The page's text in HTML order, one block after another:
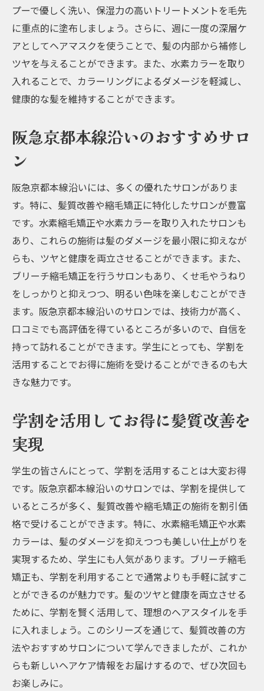
学生におすすめのブリーチ縮毛矯正
施術後の髪の維持方法
学生に優しい学割縮毛矯正阪急京都本線で髪質
改善を実現する方法
学割を活用するための方法とは？
縮毛矯正で髪質を改善するメリット
学生でも安心の施術内容
阪急京都本線沿いの学割対応サロン紹介
学生のためのヘアケアアドバイス
艶やかで健康な髪を目指して阪急京都本線沿い
で水素縮毛矯正と学割を活用
水素縮毛矯正の効果とメリット
学割を利用してお得に美髪を手に入れる
艶やかな髪を保つためのケア方法
阪急京都本線沿いのサロンで水素縮毛矯正
を体験
学生におすすめの施術プラン
健康的な髪を維持するためのアドバイス
プーで優しく洗い、保湿力の高いトリートメントを毛先
に重点的に塗布しましょう。さらに、週に一度の深層ケ
アとしてヘアマスクを使うことで、髪の内部から補修し
ツヤを与えることができます。また、水素カラーを取り
入れることで、カラーリングによるダメージを軽減し、
健康的な髪を維持することができます。
阪急京都本線沿いのおすすめサロ
ン
阪急京都本線沿いには、多くの優れたサロンがありま
す。特に、髪質改善や縮毛矯正に特化したサロンが豊富
です。水素縮毛矯正や水素カラーを取り入れたサロンも
あり、これらの施術は髪のダメージを最小限に抑えなが
らも、ツヤと健康を両立させることができます。また、
ブリーチ縮毛矯正を行うサロンもあり、くせ毛やうねり
をしっかりと抑えつつ、明るい色味を楽しむことができ
ます。阪急京都本線沿いのサロンでは、技術力が高く、
口コミでも高評価を得ているところが多いので、自信を
持って訪れることができます。学生にとっても、学割を
活用することでお得に施術を受けることができるのも大
きな魅力です。
学割を活用してお得に髪質改善を
実現
学生の皆さんにとって、学割を活用することは大変お得
です。阪急京都本線沿いのサロンでは、学割を提供して
いるところが多く、髪質改善や縮毛矯正の施術を割引価
格で受けることができます。特に、水素縮毛矯正や水素
カラーは、髪のダメージを抑えつつも美しい仕上がりを
実現するため、学生にも人気があります。ブリーチ縮毛
矯正も、学割を利用することで通常よりも手軽に試すこ
とができるのが魅力です。髪のツヤと健康を両立させる
ために、学割を賢く活用して、理想のヘアスタイルを手
に入れましょう。このシリーズを通じて、髪質改善の方
法やおすすめサロンについて学んできましたが、これか
らも新しいヘアケア情報をお届けするので、ぜひ次回も
お楽しみに。